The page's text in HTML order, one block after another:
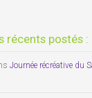
récents postés :
Journée récréative du